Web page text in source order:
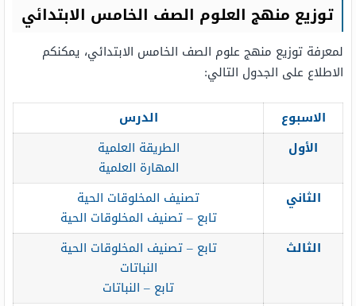
توزيع منهج العلوم الصف الخامس الابتدائي
لمعرفة توزيع منهج علوم الصف الخامس الابتدائي، يمكنكم
الاطلاع على الجدول التالي:
الاسبوع
الدرس
الأول
الطريقة العلمية
المهارة العلمية
الثاني
تصنيف المخلوقات الحية
تابع – تصنيف المخلوقات الحية
الثالث
تابع – تصنيف المخلوقات الحية
النباتات
تابع – النباتات